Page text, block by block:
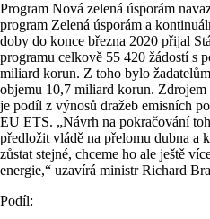
Program Nová zelená úsporám
program Zelená úsporám a
doby do konce března 2020 přijal
programu celkově 55 420 žádostí s
miliard korun. Z toho bylo
objemu 10,7 miliard korun.
je podíl z výnosů dražeb emisních
EU ETS. „Návrh na pokračování
předložit vládě na přelomu dubna a
zůstat stejné, chceme ho ale ještě
energie,“ uzavírá ministr Richard
Podíl: